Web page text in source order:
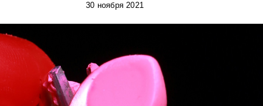
30 ноября 2021